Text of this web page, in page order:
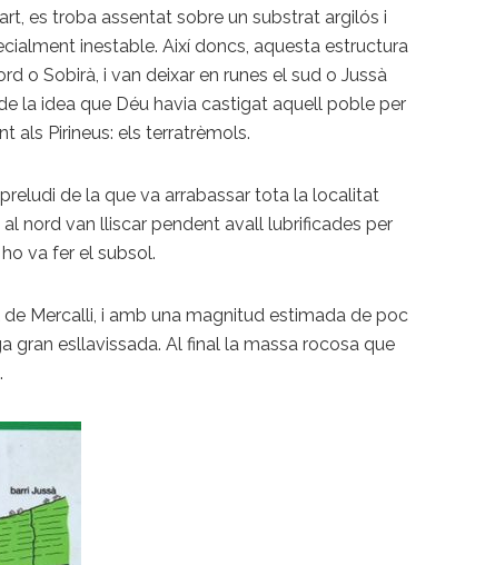
es troba assentat sobre un substrat argilós i
inestable. Així doncs, aquesta estructura
o Sobirà, i van deixar en runes el sud o Jussà
la idea que Déu havia castigat aquell poble per
als Pirineus: els terratrèmols.
de la que va arrabassar tota la localitat
nord van lliscar pendent avall lubrificades per
va fer el subsol.
de Mercalli, i amb una magnitud estimada de poc
gran esllavissada. Al final la massa rocosa que